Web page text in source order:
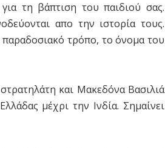
τη βάπτιση του παιδιού σας.
απο την ιστορία τους.
τρόπο, το όνομα του
και Μακεδόνα Βασιλιά
μέχρι την Ινδία. Σημαίνει